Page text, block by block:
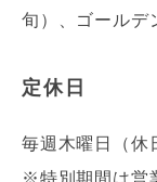
旬）、ゴールデ
定休日
毎週木曜日（休